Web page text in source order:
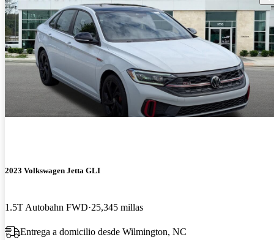
2023 Volkswagen Jetta GLI
1.5T Autobahn FWD 25,345 millas
Entrega a domicilio desde Wilmington, NC